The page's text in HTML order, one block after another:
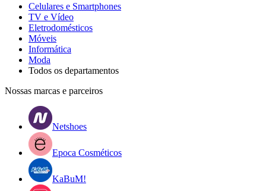
Celulares e Smartphones
TV e Vídeo
Eletrodomésticos
Móveis
Informática
Moda
Todos os departamentos
Nossas marcas e parceiros
Netshoes
Epoca Cosméticos
KaBuM!